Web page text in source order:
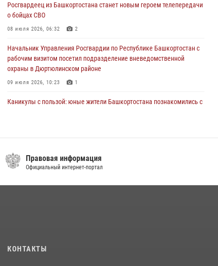
Росгвардию
29 июля 2026, 04:15
Росгвардеец из Башкортостана станет новым героем телепередачи
о бойцах СВО
08 июля 2026, 06:32 2
Начальник Управления Росгвардии по Республике Башкортостан с
рабочим визитом посетил подразделение вневедомственной
охраны в Дюртюлинском районе
09 июля 2026, 10:23 1
Каникулы с пользой: юные жители Башкортостана познакомились с
угрожавшего ножом продавцу магазина
08 июля 2026, 11:22
Правовая информация
Официальный интернет-портал
КОНТАКТЫ